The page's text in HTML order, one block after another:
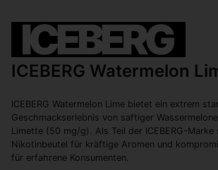
ICEBERG Watermelon
ICEBERG Watermelon Lime bietet ein extrem
Geschmackserlebnis von saftiger
Limette (50 mg/g). Als Teil der ICEBERG-
Nikotinbeutel für kräftige Aromen und
für erfahrene Konsumenten.